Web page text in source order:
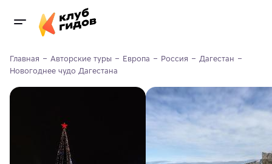
Главная Авторские туры Европа Россия
Дагестан
Новогоднее чудо Дагестана